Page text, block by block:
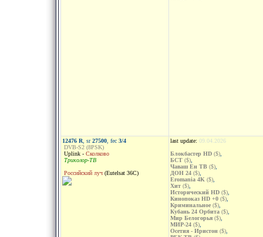
12476 R , sr27500 , fec 3/4
DVB-S2 (8PSK)
Uplink - Сколково
Триколор-ТВ
Российский луч (Eutelsat 36C)
last update: 09.04.2026
Блокбастер HD ($)
БСТ ($)
Чаваш Ен ТВ ($)
ДОН 24 ($)
Eromania 4K ($)
Хит ($)
Исторический HD ($)
Кинопоказ HD +0 ($)
Криминальное ($)
Кубань 24 Орбита ($)
Мир Белогорья ($)
МИР-24 ($)
Осетия - Иристон ($)